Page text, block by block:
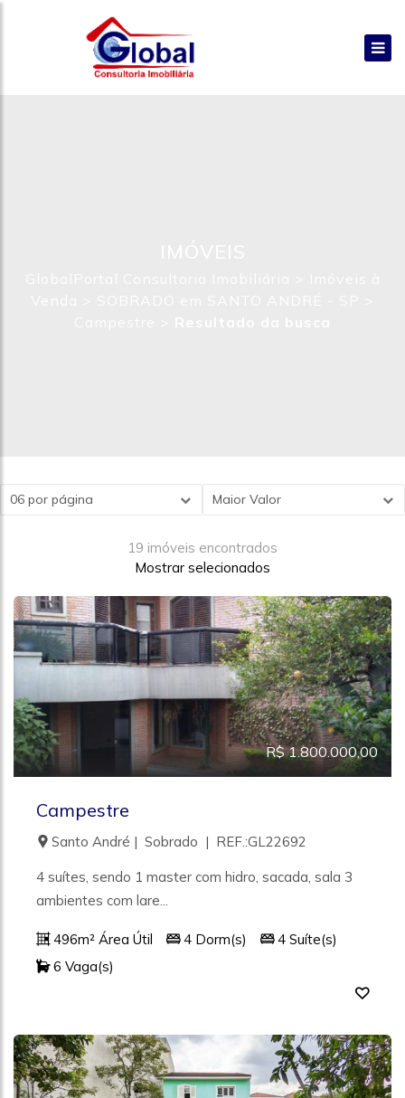
Maior Valor
06 por página
19 imóveis encontrados
Mostrar selecionados
R$ 1.800.000,00
Campestre
Santo André | Sobrado | REF.:GL22692
4 suítes, sendo 1 master com hidro, sacada, sala 3
ambientes com lare...
496m² Área Útil 4 Dorm(s)
4 Suíte(s)
6 Vaga(s)